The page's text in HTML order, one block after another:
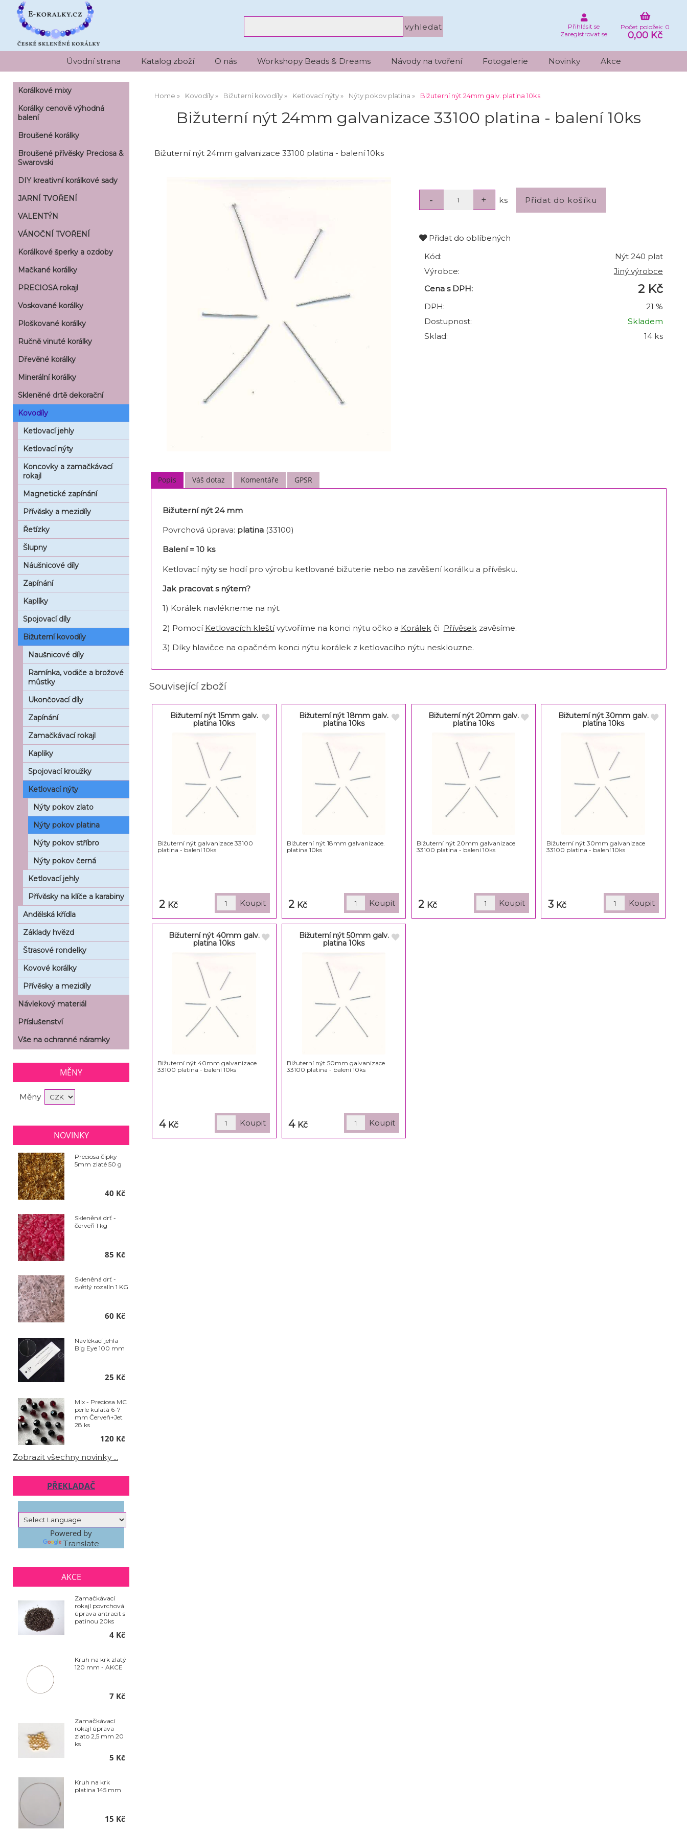
Počet položek: 0
0,00 Kč
Přihlásit se
Zaregistrovat se
Úvodní strana Katalog zboží O nás Workshopy Beads & Dreams Návody na tvoření Fotogalerie Novinky Akce
Home Kovodíly Bižuterní kovodíly Ketlovací nýty Nýty pokov platina Bižuterní nýt 24mm galv. platina 10ks
Bižuterní nýt 24mm galvanizace 33100 platina - balení 10ks
Bižuterní nýt 24mm galvanizace 33100 platina - balení 10ks
ks
Přidat do oblíbených
Kód:
Nýt 240 plat
Výrobce:
Jiný výrobce
Cena s DPH:
2 Kč
DPH:
21 %
Dostupnost:
Skladem
Sklad:
14 ks
Popis Váš dotaz Komentáře GPSR
Bižuterní nýt 24 mm
Povrchová úprava: platina(33100)
Balení = 10 ks
Ketlovací nýty se hodí pro výrobu ketlované bižuterie nebo na zavěšení korálku a přívěsku.
Jak pracovat s nýtem?
1) Korálek navlékneme na nýt.
2) Pomocí Ketlovacích kleštívytvoříme na konci nýtu očko a Korálek či Přívěsek zavěsíme.
3) Díky hlavičce na opačném konci nýtu korálek z ketlovacího nýtu nesklouzne.
Související zboží
Bižuterní nýt 15mm galv.
platina 10ks
Bižuterní nýt galvanizace 33100
platina - balení 10ks
2 Kč
Bižuterní nýt 18mm galv.
platina 10ks
Bižuterní nýt 18mm galvanizace.
platina 10ks
2 Kč
Bižuterní nýt 20mm galv.
platina 10ks
Bižuterní nýt 20mm galvanizace
33100 platina - balení 10ks
2 Kč
Bižuterní nýt 30mm galv.
platina 10ks
Bižuterní nýt 30mm galvanizace
33100 platina - balení 10ks
3 Kč
Bižuterní nýt 40mm galv.
platina 10ks
Bižuterní nýt 40mm galvanizace
33100 platina - balení 10ks
4 Kč
Bižuterní nýt 50mm galv.
platina 10ks
Bižuterní nýt 50mm galvanizace
33100 platina - balení 10ks
4 Kč
Korálkové mixy
Korálky cenově výhodná
balení
Broušené korálky
Broušené přívěsky Preciosa &
Swarovski
DIY kreativní korálkové sady
JARNÍ TVOŘENÍ
VALENTÝN
VÁNOČNÍ TVOŘENÍ
Korálkové šperky a ozdoby
Mačkané korálky
PRECIOSA rokajl
Voskované korálky
Ploškované korálky
Ručně vinuté korálky
Dřevěné korálky
Minerální korálky
Skleněné drtě dekorační
Kovodíly
Ketlovací jehly
Ketlovací nýty
Koncovky a zamačkávací
rokajl
Magnetické zapínání
Přívěsky a mezidíly
Řetízky
Šlupny
Náušnicové díly
Zapínání
Kaplíky
Spojovací díly
Bižuterní kovodíly
Naušnicové díly
Ramínka, vodiče a brožové
můstky
Ukončovací díly
Zapínání
Zamačkávací rokajl
Kapliky
Spojovací kroužky
Ketlovací nýty
Nýty pokov zlato
Nýty pokov platina
Nýty pokov stříbro
Nýty pokov černá
Ketlovací jehly
Přívěsky na klíče a karabiny
Andělská křídla
Základy hvězd
Štrasové rondelky
Kovové korálky
Přívěsky a mezidíly
Návlekový materiál
Příslušenství
Vše na ochranné náramky
MĚNY
Měny
NOVINKY
Preciosa čípky
5mm zlaté 50 g
40 Kč
Skleněná drť -
červeň 1 kg
85 Kč
Skleněná drť -
světlý rozalín 1 KG
60 Kč
Navlékací jehla
Big Eye 100 mm
25 Kč
Mix - Preciosa MC
perle kulatá 6-7
mm Červeň+Jet
28 ks
120 Kč
Zobrazit všechny novinky ...
PŘEKLADAČ
Powered by
Translate
AKCE
Zamačkávací
rokajl povrchová
úprava antracit s
patinou 20ks
4 Kč
Kruh na krk zlatý
120 mm - AKCE
7 Kč
Zamačkávací
rokajl úprava
zlato 2,5 mm 20
ks
5 Kč
Kruh na krk
platina 145 mm
15 Kč